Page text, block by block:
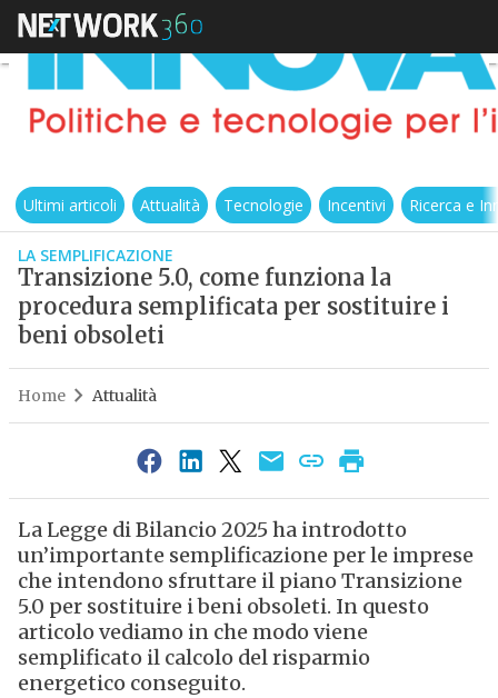
Ultimi articoli Attualità Tecnologie Incentivi Ricerca e
LA SEMPLIFICAZIONE
Transizione 5.0, come funziona la
procedura semplificata per sostituire i
beni obsoleti
Home Attualità
La Legge di Bilancio 2025 ha introdotto
un’importante semplificazione per le imprese
che intendono sfruttare il piano Transizione
5.0 per sostituire i beni obsoleti. In questo
articolo vediamo in che modo viene
semplificato il calcolo del risparmio
energetico conseguito.